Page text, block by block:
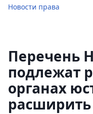
Новости права
Перечень
подлежат
органах
расширить